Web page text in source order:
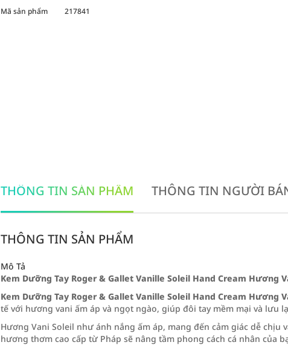
Mã sản phẩm 217841
THÔNG TIN SẢN PHẨM THÔNG TIN NGƯỜI
THÔNG TIN SẢN PHẨM
Mô Tả
Kem Dưỡng Tay Roger & Gallet Vanille Soleil Hand Cream Hương
Kem Dưỡng Tay Roger & Gallet Vanille Soleil Hand Cream Hương
tế với hương vani ấm áp và ngọt ngào, giúp đôi tay mềm mại và lưu
Hương Vani Soleil như ánh nắng ấm áp, mang đến cảm giác dễ chịu
hương thơm cao cấp từ Pháp sẽ nâng tầm phong cách cá nhân của